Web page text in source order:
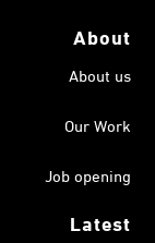
About
About us
Our Work
Job opening
Latest